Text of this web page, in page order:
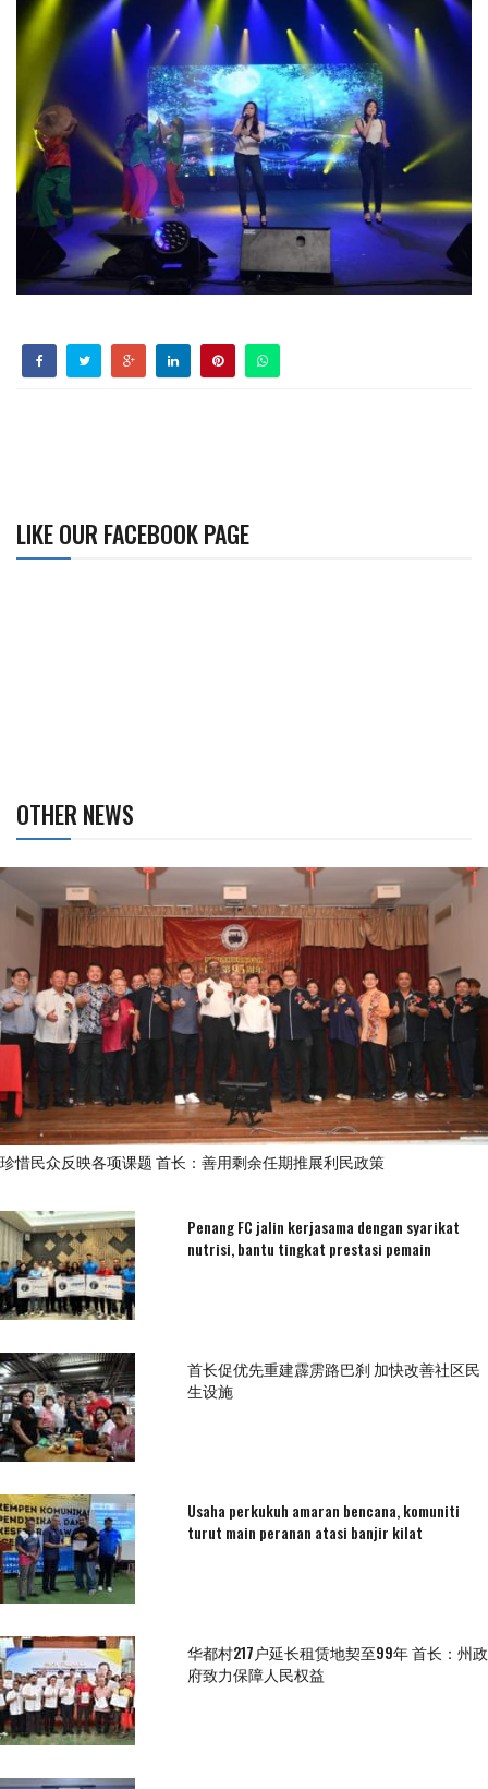
LIKE OUR FACEBOOK PAGE
OTHER NEWS
珍惜民众反映各项课题 首长：善用剩余任期推展利民政策
Penang FC jalin kerjasama dengan syarikat
nutrisi, bantu tingkat prestasi pemain
首长促优先重建霹雳路巴刹 加快改善社区民
生设施
Usaha perkukuh amaran bencana, komuniti
turut main peranan atasi banjir kilat
华都村217户延长租赁地契至99年 首长：州政
府致力保障人民权益